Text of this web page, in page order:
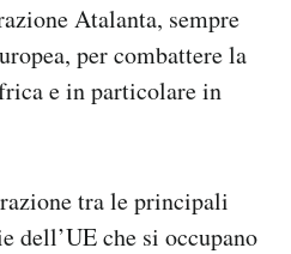
Atalanta, sempre
per combattere la
e in particolare in
tra le principali
dell’UE che si occupano